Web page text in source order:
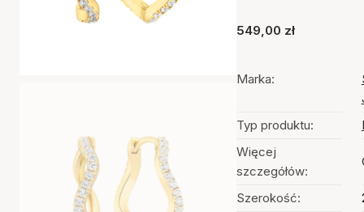
549,00 zł
Marka:
Typ produktu:
Więcej
szczegółów:
Szerokość: